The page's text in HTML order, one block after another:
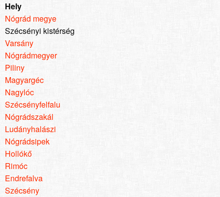
Hely
Nógrád megye
Szécsényi kistérség
Varsány
Nógrádmegyer
Piliny
Magyargéc
Nagylóc
Szécsényfelfalu
Nógrádszakál
Ludányhalászi
Nógrádsipek
Hollókő
Rimóc
Endrefalva
Szécsény